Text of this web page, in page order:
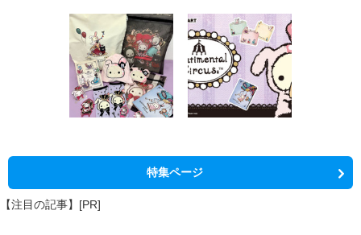
特集ページ
【注目の記事】[PR]